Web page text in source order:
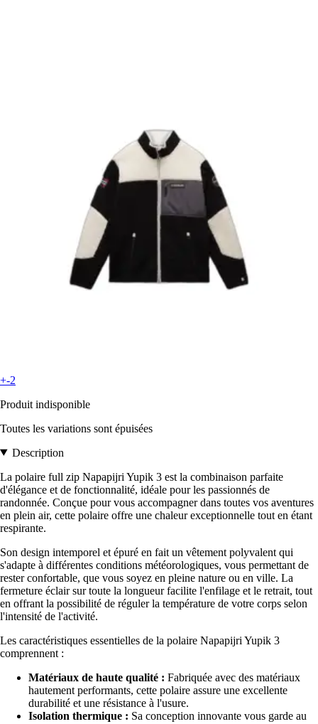
+-2
Produit indisponible
Toutes les variations sont épuisées
Description
La polaire full zip Napapijri Yupik 3 est la combinaison parfaite
d'élégance et de fonctionnalité, idéale pour les passionnés de
randonnée. Conçue pour vous accompagner dans toutes vos aventures
en plein air, cette polaire offre une chaleur exceptionnelle tout en étant
respirante.
Son design intemporel et épuré en fait un vêtement polyvalent qui
s'adapte à différentes conditions météorologiques, vous permettant de
rester confortable, que vous soyez en pleine nature ou en ville. La
fermeture éclair sur toute la longueur facilite l'enfilage et le retrait, tout
en offrant la possibilité de réguler la température de votre corps selon
l'intensité de l'activité.
Les caractéristiques essentielles de la polaire Napapijri Yupik 3
comprennent :
Matériaux de haute qualité : Fabriquée avec des matériaux
hautement performants, cette polaire assure une excellente
durabilité et une résistance à l'usure.
Isolation thermique : Sa conception innovante vous garde au